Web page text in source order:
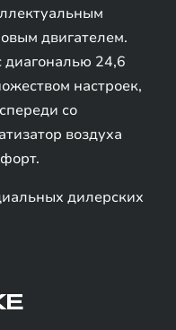
двигателем.
диагональю 24,6
настроек,
со
воздуха
дилерских